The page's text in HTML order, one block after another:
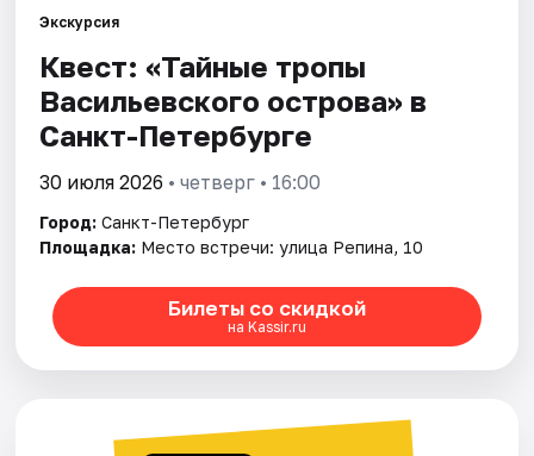
Города
Площадки
Артисты
Рейтинги
Экскурсия
Квест: «Тайные тропы
Васильевского острова» в
Санкт-Петербурге
30 июля 2026 • четверг • 16:00
Город: Санкт-Петербург
Площадка: Место встречи: улица Репина, 10
Билеты со скидкой
на Kassir.ru